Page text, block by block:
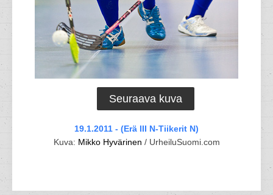
Seuraava kuva
19.1.2011 - (Erä III N-Tiikerit N)
Kuva: Mikko Hyvärinen / UrheiluSuomi.com